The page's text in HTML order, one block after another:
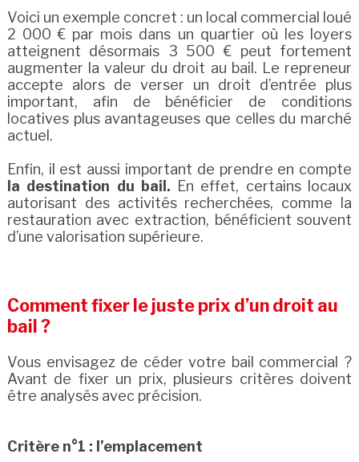
Voici un exemple concret : un local commercial loué
2 000 € par mois dans un quartier où les loyers
atteignent désormais 3 500 € peut fortement
augmenter la valeur du droit au bail. Le repreneur
accepte alors de verser un droit d’entrée plus
important, afin de bénéficier de conditions
locatives plus avantageuses que celles du marché
actuel.
Enfin, il est aussi important de prendre en compte
la destination du bail. En effet, certains locaux
autorisant des activités recherchées, comme la
restauration avec extraction, bénéficient souvent
d’une valorisation supérieure.
Comment fixer le juste prix d’un droit au
bail ?
Vous envisagez de céder votre bail commercial ?
Avant de fixer un prix, plusieurs critères doivent
être analysés avec précision.
Critère n°1 : l’emplacement